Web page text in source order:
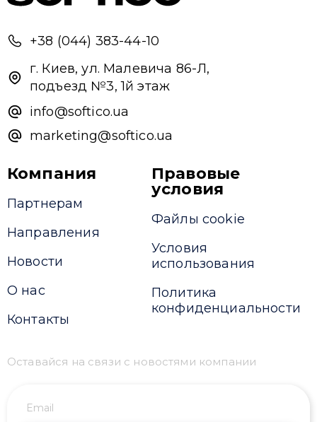
+38 (044) 383-44-10
г. Киев, ул. Малевича 86-Л,
подъезд №3, 1й этаж
info@softico.ua
marketing@softico.ua
Компания
Партнерам
Направления
Новости
О нас
Контакты
Правовые
условия
Файлы cookie
Условия
использования
Политика
конфиденциальности
Оставайся на связи с новостями компании